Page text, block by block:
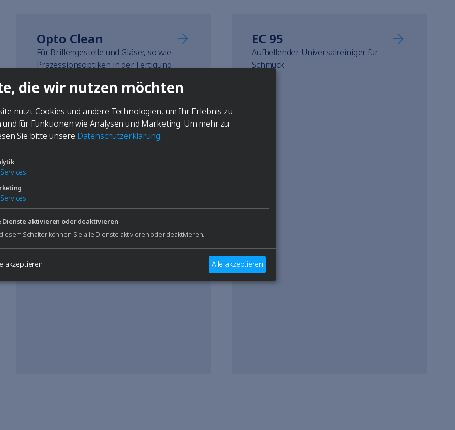
Opto Clean
Für Brillengestelle und Gläser, so wie
Präzessionsoptiken in der Fertigung
EC 95
Aufhellender Universalreiniger für
Schmuck
die wir nutzen möchten
nutzt Cookies und andere Technologien, um Ihr Erlebnis zu
für Funktionen wie Analysen und Marketing. Um mehr zu
Sie bitte unsere Datenschutzerklärung.
Services
Services
Dienste aktivieren oder deaktivieren
Schalter können Sie alle Dienste aktivieren oder deaktivieren.
akzeptieren Alle akzeptieren